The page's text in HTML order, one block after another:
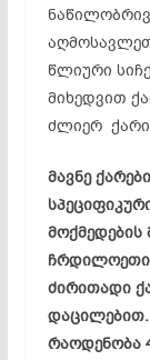
წლიური
მიხედვით
ძლიერ
მავნე
მოქმედების
ძირითადი
დაცილებით.
რაოდენობა